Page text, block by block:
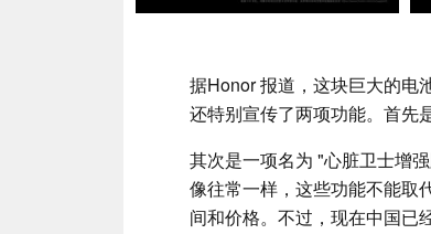
据Honor 报道，这块巨大的电
还特别宣传了两项功能。首先
其次是一项名为 "心脏卫士增
像往常一样，这些功能不能取
间和价格。不过，现在中国已